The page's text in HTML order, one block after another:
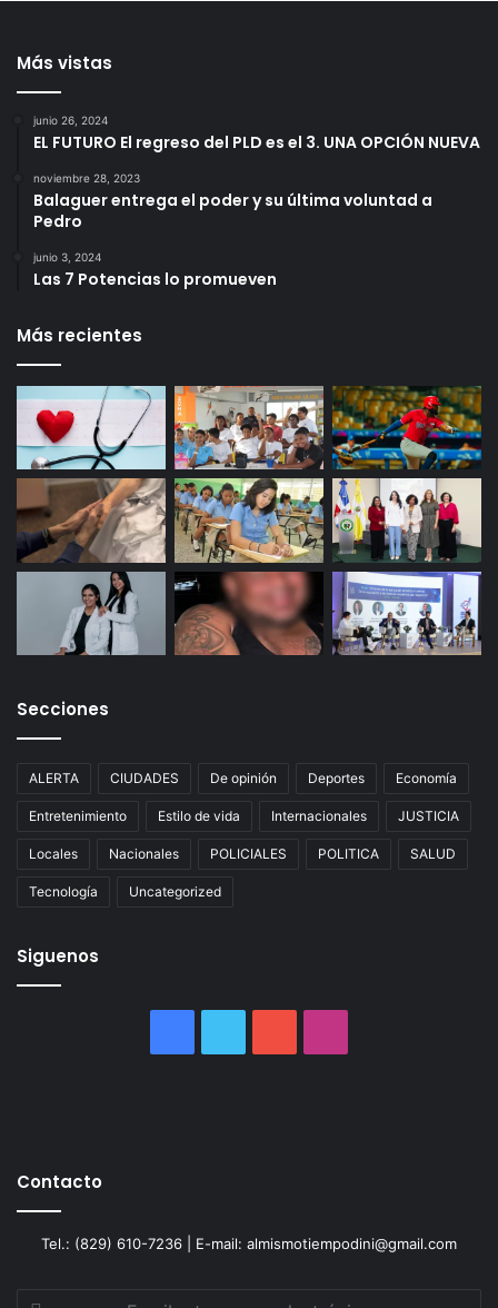
Más vistas
junio 26, 2024
EL FUTURO El regreso del PLD es el 3. UNA OPCIÓN NUEVA
noviembre 28, 2023
Balaguer entrega el poder y su última voluntad a
Pedro
junio 3, 2024
Las 7 Potencias lo promueven
Más recientes
Secciones
ALERTA CIUDADES De opinión Deportes Economía
Entretenimiento Estilo de vida Internacionales JUSTICIA
Locales Nacionales POLICIALES POLITICA SALUD
Tecnología Uncategorized
Siguenos
Contacto
Tel.: (829) 610-7236 | E-mail: almismotiempodini@gmail.com
Escribe